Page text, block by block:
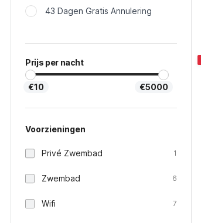
43 Dagen Gratis Annulering
Prijs per nacht
€10 €5000
Voorzieningen
Privé Zwembad 1
Zwembad 6
Wifi 7